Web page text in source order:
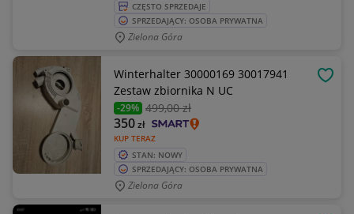
CZĘSTO SPRZEDAJE
SPRZEDAJĄCY: OSOBA PRYWATNA
Zielona Góra
Winterhalter 30000169 30017941
Zestaw zbiornika N UC
-29% 499,00 zł
KUP TERAZ
350zł
STAN: NOWY
SPRZEDAJĄCY: OSOBA PRYWATNA
Zielona Góra